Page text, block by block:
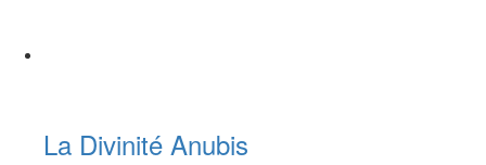
La Divinité Anubis